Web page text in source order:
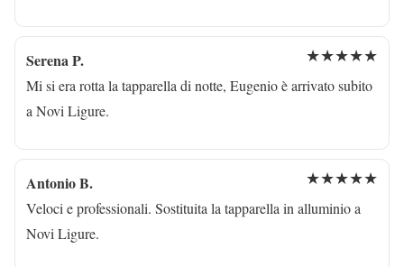
Serena P. ★★★★★
Mi si era rotta la tapparella di notte, Eugenio è arrivato subito
a Novi Ligure.
Antonio B. ★★★★★
Veloci e professionali. Sostituita la tapparella in alluminio a
Novi Ligure.